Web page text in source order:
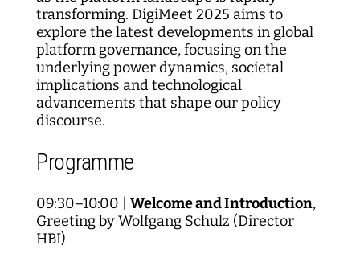
transforming. DigiMeet 2025 aims to
explore the latest developments in global
platform governance, focusing on the
underlying power dynamics, societal
implications and technological
advancements that shape our policy
discourse.
Programme
09:30–10:00 | Welcome and Introduction,
Greeting by Wolfgang Schulz (Director
HBI)